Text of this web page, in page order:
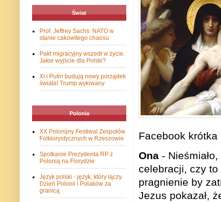
Facebook krótka
Ona -
celebracji, czy
pragnienie by
Jezus pokazał,
Świat
Prof. Jeffrey Sachs: NATO w
stanie cakowitego chaosu
Pakt migracyjny wszedł w życie.
Jakie wyjście dla Polski?
Xi i Putin budują nowy porządek
świata! Trump wykiwany
Polonia
XX Polonijny Festiwal Zespołów
Folklorystycznych w Rzeszowie
Spotkanie Prezydenta RP z
Polonią na Florydzie
Język polski - język, który łączy.
Dzień Polonii i Polaków za
granicą